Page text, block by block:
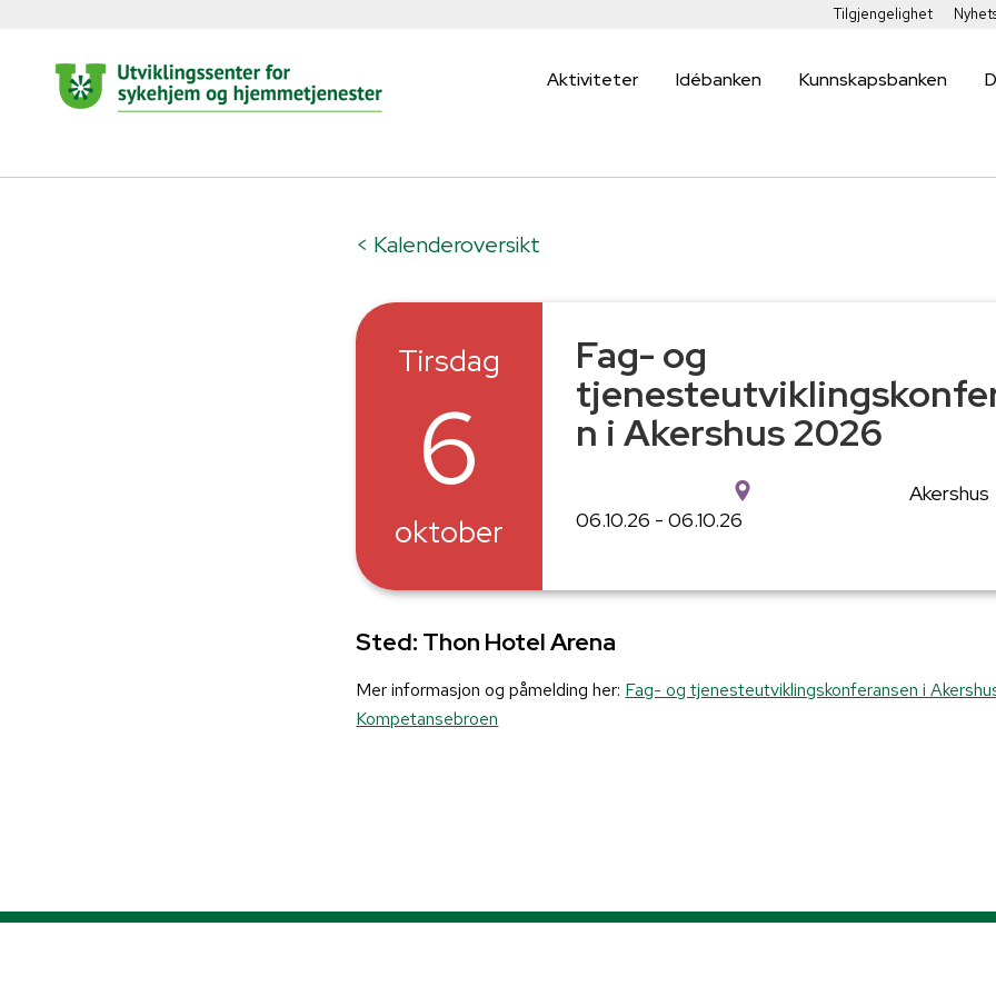
Tilgjengelighet
Aktiviteter Idébanken Kunnskapsbanken
< Kalenderoversikt
Tirsdag
6
oktober
Fag- og
n i Akershus 2026
Akershus
06.10.26 - 06.10.26
Sted: Thon Hotel Arena
Mer informasjon og påmelding her: Fag- og tjenesteutviklingskonferansen i
Kompetansebroen